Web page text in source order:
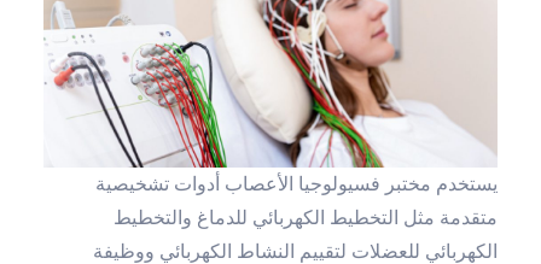
يستخدم مختبر فسيولوجيا الأعصاب أدوات تشخيصية
متقدمة مثل التخطيط الكهربائي للدماغ والتخطيط
الكهربائي للعضلات لتقييم النشاط الكهربائي ووظيفة